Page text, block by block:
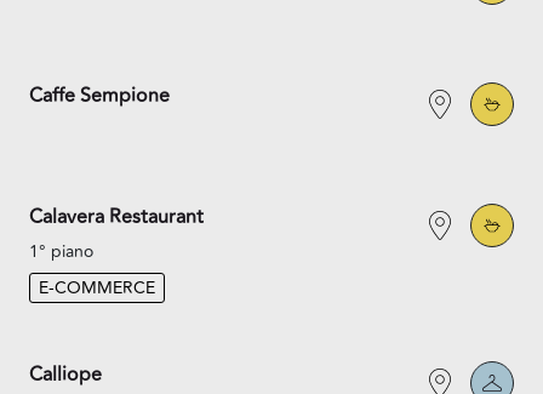
Caffe Sempione
Calavera Restaurant
1° piano
E-COMMERCE
Calliope